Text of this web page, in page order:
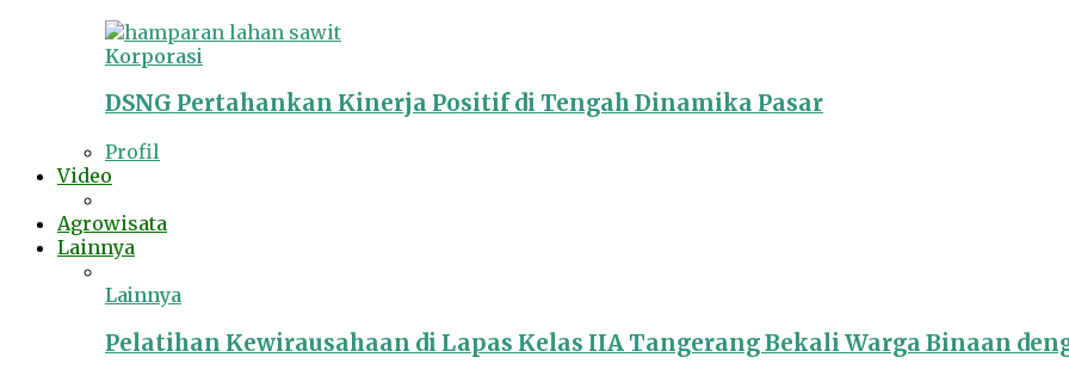
Korporasi
DSNG Pertahankan Kinerja Positif di Tengah Dinamika Pasar
Profil
Video
Agrowisata
Lainnya
Lainnya
Pelatihan Kewirausahaan di Lapas Kelas IIA Tangerang Bekali Warga Binaan